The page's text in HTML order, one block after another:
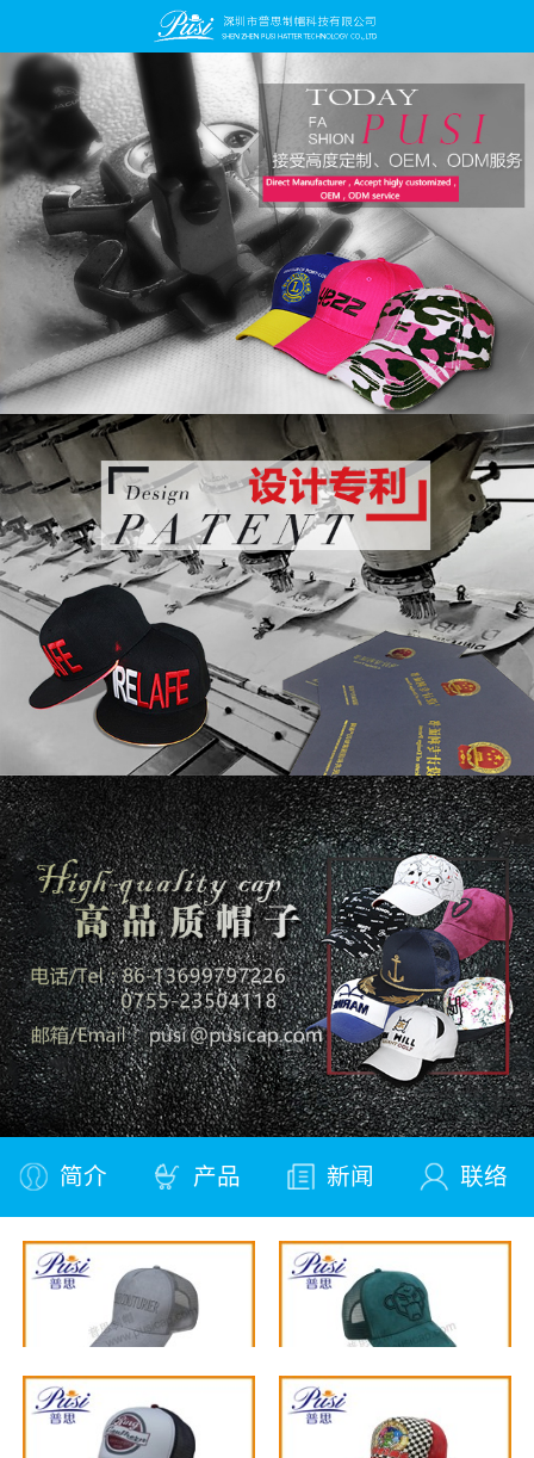
简介 产品 新闻 联络